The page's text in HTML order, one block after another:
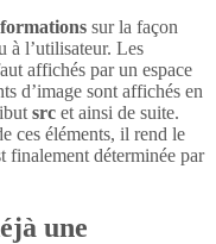
sur la façon
à l’utilisateur. Les
affichés par un espace
d’image sont affichés en
src et ainsi de suite.
ces éléments, il rend le
finalement déterminée par
une